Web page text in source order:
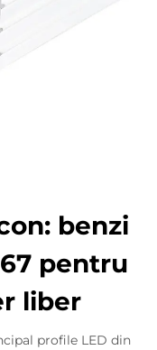
benzi
pentru
liber
profile LED din